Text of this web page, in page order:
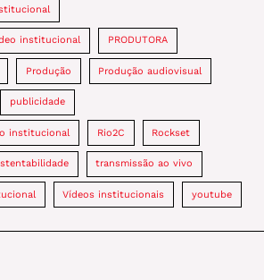
institucional PRODUTORA
Produção Produção audiovisual
publicidade
institucional Rio2C Rockset
transmissão ao vivo
Vídeos institucionais youtube